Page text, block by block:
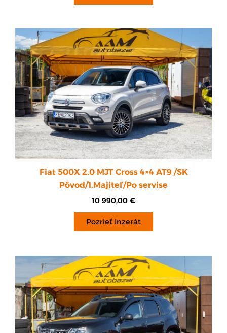
Fiat 500X 2.0 MJT Cross 4×4 AT9 /SK
Pôvod/1.Majiteľ/Po servise
10 990,00 €
Pozrieť inzerát